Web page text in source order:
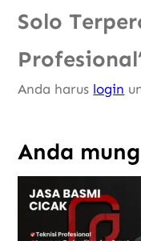
Solo
Anda harus login
Anda